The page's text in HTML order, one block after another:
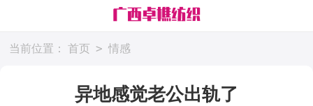
当前位置： 首页 > 情感
异地感觉老公出轨了